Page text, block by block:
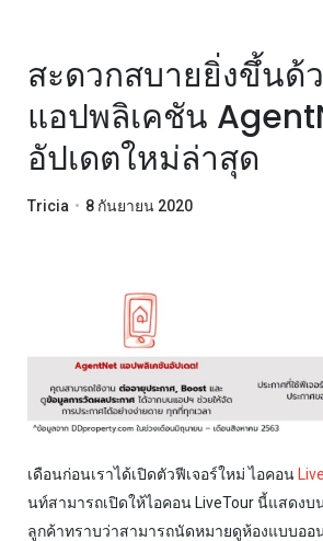
สะดวกสบายยิ่งขึ้นด้
แอปพลิเคชัน
อัปเดตใหม่ล่าสุด
Tricia • 8 กันยายน 2020
เดือนก่อนเราได้เปิดตัวฟีเจอร์ใหม่ ไอคอน
นท์สามารถเปิดให้ไอคอน LiveTour นี้แสดงบ
ลูกค้าทราบว่าสามารถนัดหมายดูห้องแบบออ